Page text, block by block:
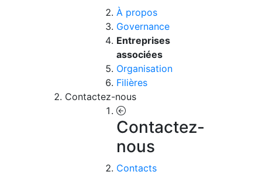
À propos
Governance
Entreprises
associées
Organisation
Filières
Contactez-nous
Contactez-
nous
Contacts